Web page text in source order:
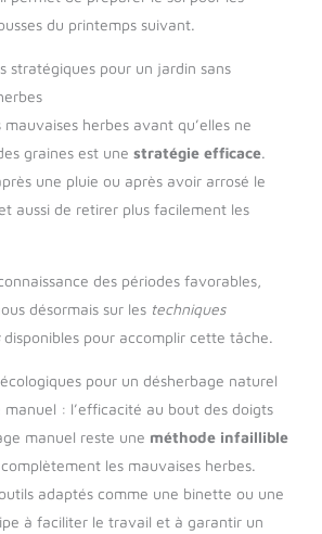
du printemps suivant.
stratégiques pour un jardin sans
mauvaises herbes avant qu’elles ne
graines est une stratégie efficace.
une pluie ou après avoir arrosé le
aussi de retirer plus facilement les
des périodes favorables,
désormais sur les techniques
disponibles pour accomplir cette tâche.
pour un désherbage naturel
manuel : l’efficacité au bout des doigts
manuel reste une méthode infaillible
les mauvaises herbes.
adaptés comme une binette ou une
à faciliter le travail et à garantir un